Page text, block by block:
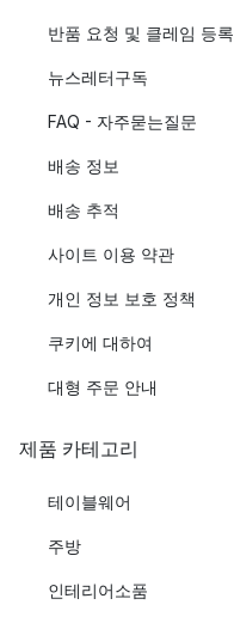
반품 요청 및 클레임 등록
뉴스레터구독
FAQ - 자주묻는질문
배송 정보
배송 추적
사이트 이용 약관
개인 정보 보호 정책
쿠키에 대하여
대형 주문 안내
제품 카테고리
테이블웨어
주방
인테리어소품